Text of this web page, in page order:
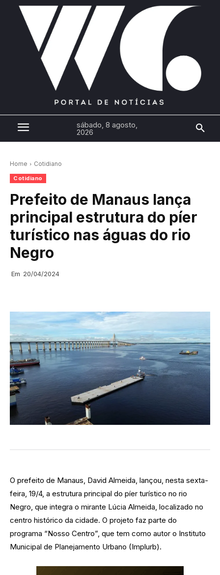
sábado, 8 agosto,
2026
Home Cotidiano
Cotidiano
Prefeito de Manaus lança
principal estrutura do píer
turístico nas águas do rio
Negro
Em 20/04/2024
O prefeito de Manaus, David Almeida, lançou, nesta sexta-
feira, 19/4, a estrutura principal do píer turístico no rio
Negro, que integra o mirante Lúcia Almeida, localizado no
centro histórico da cidade. O projeto faz parte do
programa “Nosso Centro”, que tem como autor o Instituto
Municipal de Planejamento Urbano (Implurb).